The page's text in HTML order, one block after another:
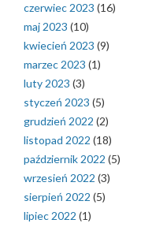
czerwiec 2023 (16)
maj 2023 (10)
kwiecień 2023 (9)
marzec 2023 (1)
luty 2023 (3)
styczeń 2023 (5)
grudzień 2022 (2)
listopad 2022 (18)
październik 2022 (5)
wrzesień 2022 (3)
sierpień 2022 (5)
lipiec 2022 (1)